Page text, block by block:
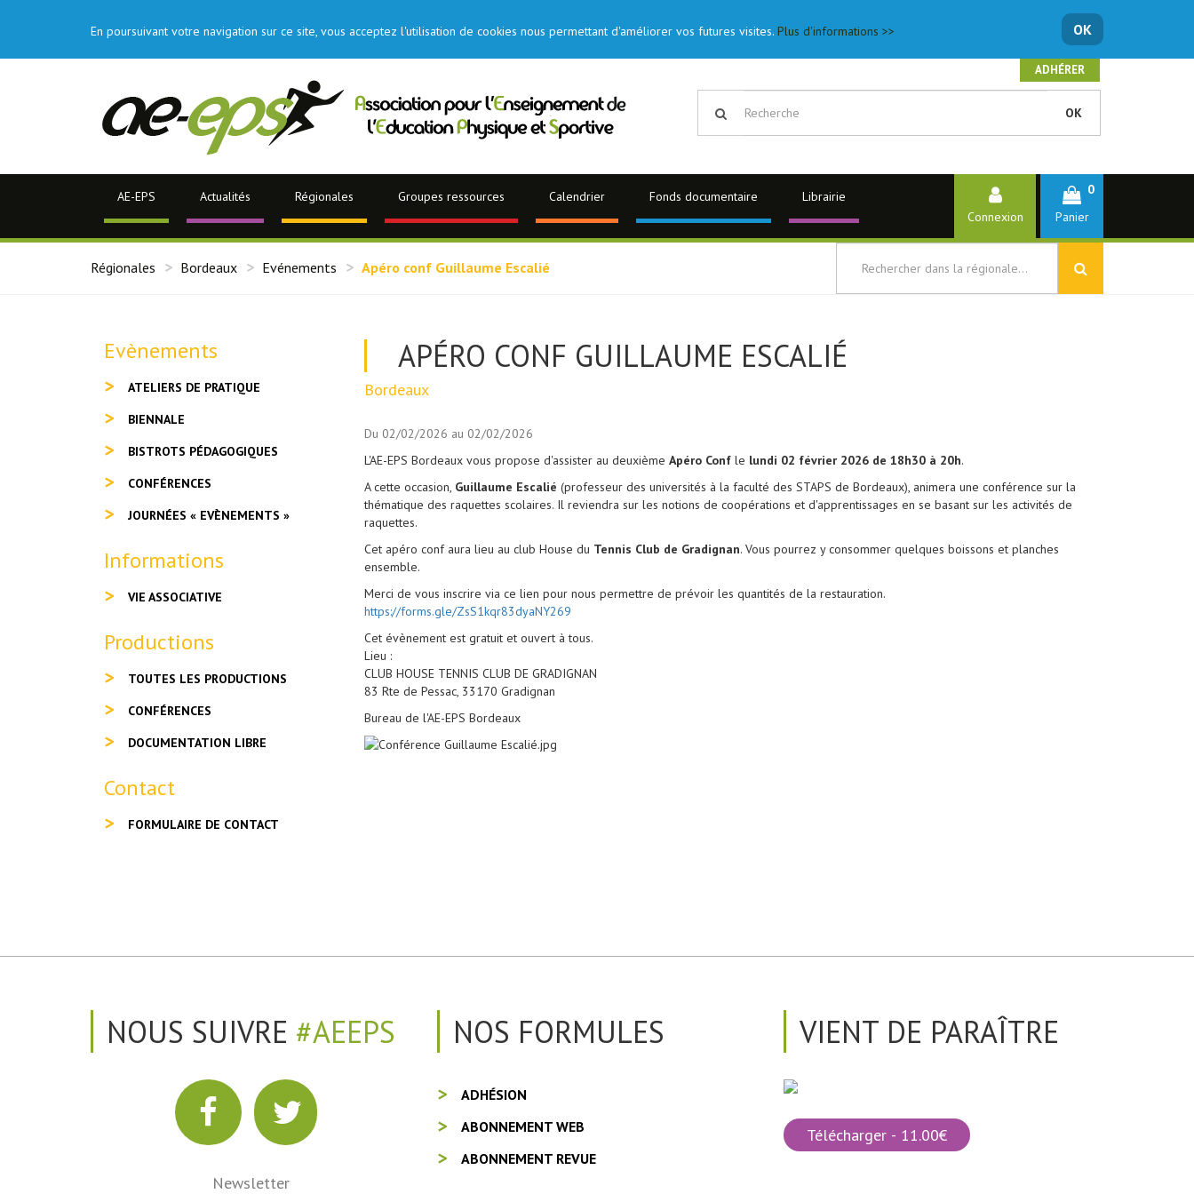
En poursuivant votre navigation sur ce site, vous acceptez l'utilisation de cookies nous permettant d'améliorer vos futures visites. Plus d'informations >> OK
ADHÉRER
OK
AE-EPS Actualités Régionales Groupes ressources Calendrier Fonds documentaire
Librairie
Connexion
0
Panier
Régionales Bordeaux Evénements Apéro conf Guillaume Escalié
APÉRO CONF GUILLAUME ESCALIÉ
Bordeaux
Du 02/02/2026 au 02/02/2026
L'AE-EPS Bordeaux vous propose d'assister au deuxième Apéro Confle lundi 02 février 2026 de 18h30 à 20h.
A cette occasion, Guillaume Escalié (professeur des universités à la faculté des STAPS de Bordeaux), animera une conférence sur la
thématique des raquettes scolaires. Il reviendra sur les notions de coopérations et d'apprentissages en se basant sur les activités de
raquettes.
Cet apéro conf aura lieu au club House du Tennis Club de Gradignan. Vous pourrez y consommer quelques boissons et planches
ensemble.
Merci de vous inscrire via ce lien pour nous permettre de prévoir les quantités de la restauration.
https://forms.gle/ZsS1kqr83dyaNY269
Cet évènement est gratuit et ouvert à tous.
Lieu :
CLUB HOUSE TENNIS CLUB DE GRADIGNAN
83 Rte de Pessac, 33170 Gradignan
Bureau de l'AE-EPS Bordeaux
Evènements
ATELIERS DE PRATIQUE
BIENNALE
BISTROTS PÉDAGOGIQUES
CONFÉRENCES
JOURNÉES « EVÈNEMENTS »
Informations
VIE ASSOCIATIVE
Productions
TOUTES LES PRODUCTIONS
CONFÉRENCES
DOCUMENTATION LIBRE
Contact
FORMULAIRE DE CONTACT
NOUS SUIVRE #AEEPS
Newsletter
NOS FORMULES
ADHÉSION
ABONNEMENT WEB
ABONNEMENT REVUE
VIENT DE PARAÎTRE
Télécharger - 11.00€